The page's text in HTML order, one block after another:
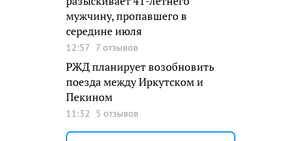
мужчину, пропавшего в
середине июля
12:57 7 отзывов
РЖД планирует возобновить
поезда между Иркутском и
Пекином
11:32 5 отзывов